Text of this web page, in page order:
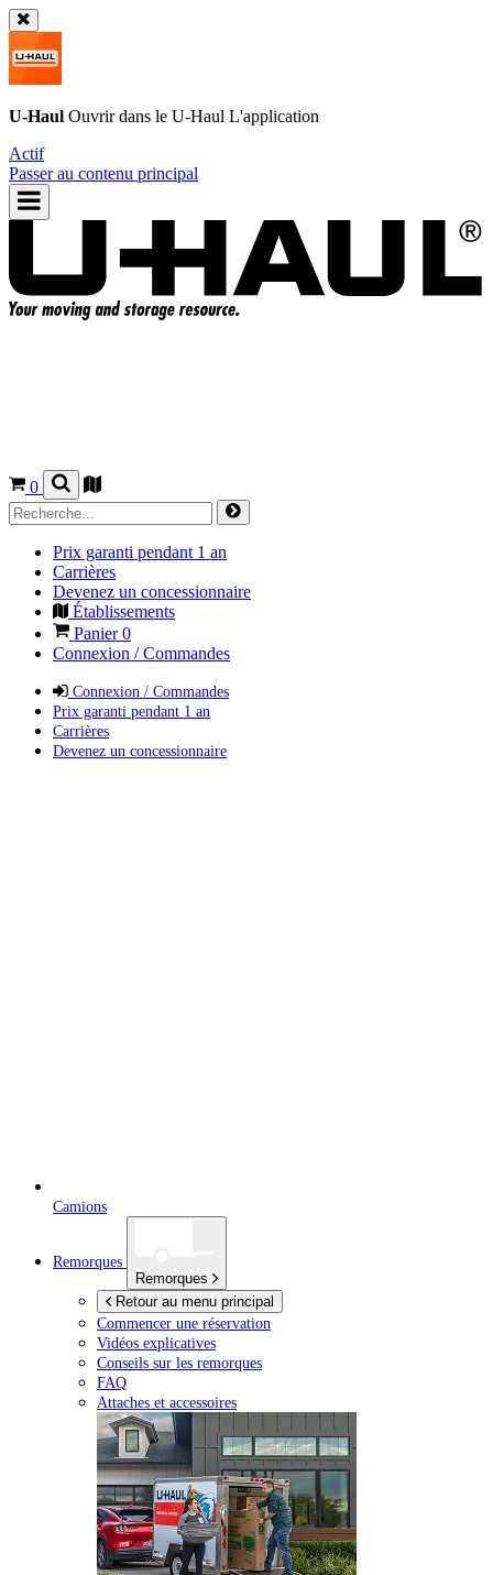
U-Haul Ouvrir dans le U-Haul L'application
Actif
Passer au contenu principal
0
Prix garanti pendant 1 an
Carrières
Devenez un concessionnaire
Établissements
Panier0
Connexion / Commandes
Connexion / Commandes
Prix garanti pendant 1 an
Carrières
Devenez un concessionnaire
Camions
Remorques
Remorques
Retour au menu principal
Commencer une réservation
Vidéos explicatives
Conseils sur les remorques
FAQ
Attaches et accessoires